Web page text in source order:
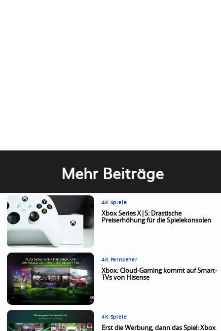
Mehr Beiträge
4K Spiele
Xbox Series X|S: Drastische
Preiserhöhung für die Spielekonsolen
4K Fernseher
Xbox: Cloud-Gaming kommt auf Smart-
TVs von Hisense
4K Spiele
Erst die Werbung, dann das Spiel: Xbox